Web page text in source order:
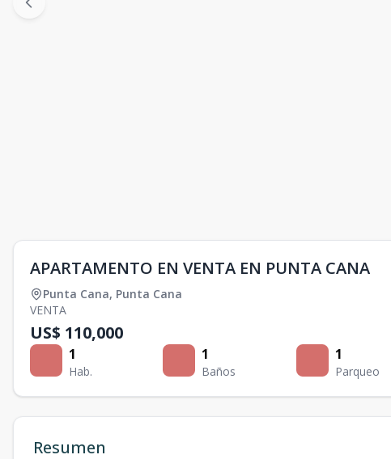
APARTAMENTO EN VENTA EN PUNTA CANA
Punta Cana, Punta Cana
VENTA
US$ 110,000
1
Hab.
1
Baños
1
Parqueo
Resumen